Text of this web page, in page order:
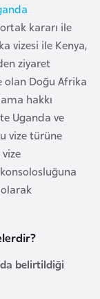
kararı ile
vizesi ile Kenya,
ziyaret
Doğu Afrika
hakkı
Uganda ve
vize türüne
belirtildiği